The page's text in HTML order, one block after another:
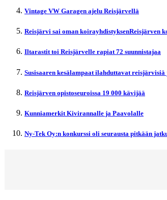
Vintage VW Garagen ajelu Reisjärvellä
Reisjärvi sai oman koirayhdistyksenReisjärven
Iltarastit toi Reisjärvelle rapiat 72 suunnistajaa
Susisaaren kesälampaat ilahduttavat reisjärvisiä
Reisjärven opistoseuroissa 19 000 kävijää
Kunniamerkit Kivirannalle ja Paavolalle
Ny-Tek Oy:n konkurssi oli seurausta pitkään